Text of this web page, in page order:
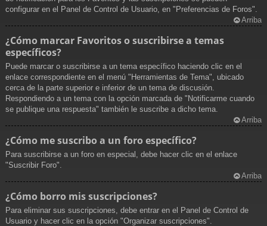
configurar en el Panel de Control de Usuario, en "Preferencias de Foros".
Arriba
¿Cómo marcar Favoritos o suscribirse a temas
específicos?
Puede marcar o suscribirse a un tema específico haciendo clic en el
enlace correspondiente en el menú "Herramientas de Tema", ubicado
cerca de la parte superior e inferior de un tema de discusión.
Respondiendo a un tema con la opción marcada de "Notificarme cuando
se publique una respuesta" también le suscribe a dicho tema.
Arriba
¿Cómo me suscribo a un foro específico?
Para suscribirse a un foro en especial, debe hacer clic en el enlace
"Suscribir Foro".
Arriba
¿Cómo borro mis suscripciones?
Para eliminar sus suscripciones, debe entrar en el Panel de Control de
Usuario y hacer clic en la opción "Organizar suscripciones".